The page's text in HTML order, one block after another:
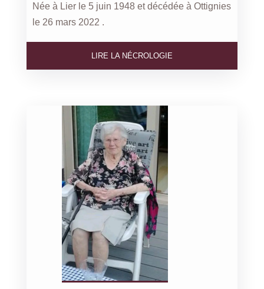
Née à Lier le 5 juin 1948 et décédée à Ottignies
le 26 mars 2022 .
LIRE LA NÉCROLOGIE